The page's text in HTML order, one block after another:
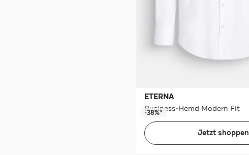
ETERNA
Business-Hemd Modern Fit
-38%*
Jetzt shoppen